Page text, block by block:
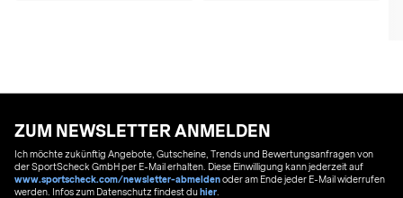
ZUM NEWSLETTER ANMELDEN
Ich möchte zukünftig Angebote, Gutscheine, Trends und Bewertungsanfragen von
der SportScheck GmbH per E-Mail erhalten. Diese Einwilligung kann jederzeit auf
www.sportscheck.com/newsletter-abmeldenoder am Ende jeder E-Mail widerrufen
werden. Infos zum Datenschutz findest duhier